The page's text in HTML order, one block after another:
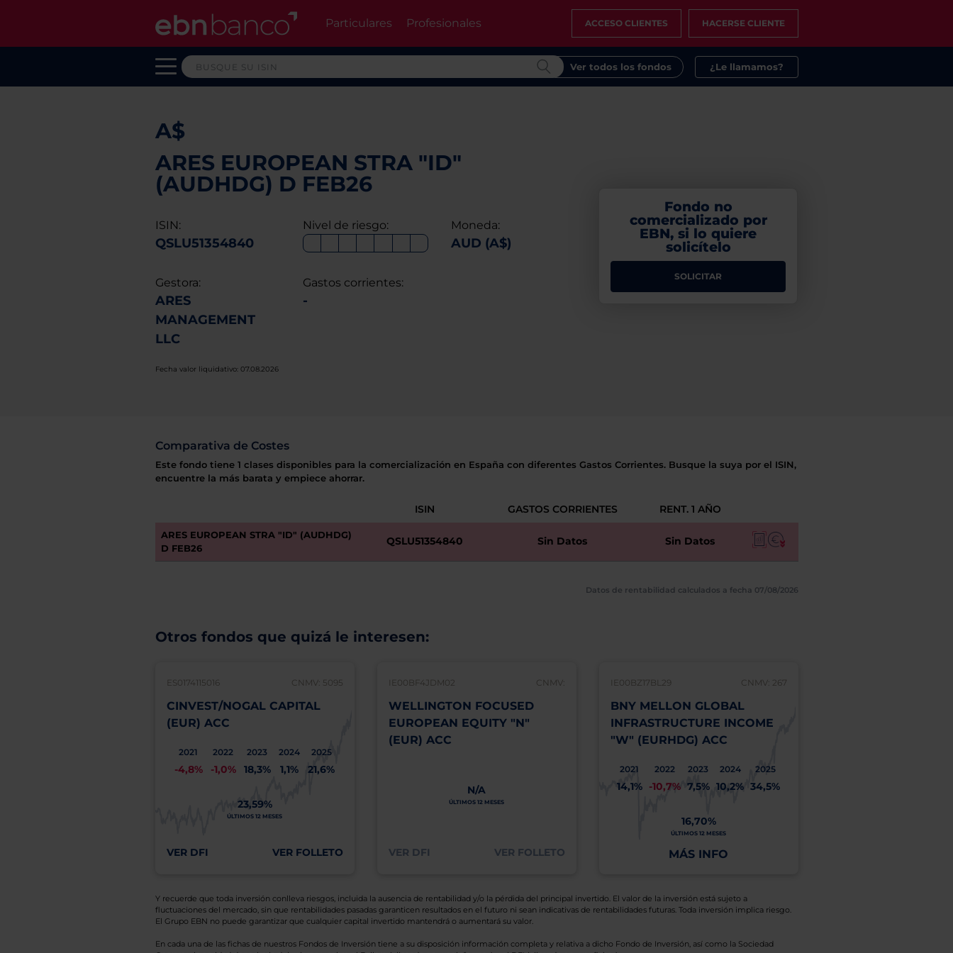
Particulares Profesionales ACCESO CLIENTES HACERSE CLIENTE
Ver todos los fondos ¿Le llamamos?
A$
ARES EUROPEAN STRA "ID"
(AUDHDG) D FEB26
ISIN:
QSLU51354840
Nivel de riesgo: Moneda:
AUD (A$)
Gestora:
ARES
MANAGEMENT
LLC
Gastos corrientes:
-
Fecha valor liquidativo: 07.08.2026
Fondo no
comercializado por
EBN, si lo quiere
solicítelo
SOLICITAR
Comparativa de Costes
Este fondo tiene 1 clases disponibles para la comercialización en España con diferentes Gastos Corrientes. Busque la suya por el ISIN,
encuentre la más barata y empiece ahorrar.
ISIN GASTOS CORRIENTES RENT. 1 AÑO
ARES EUROPEAN STRA "ID" (AUDHDG)
D FEB26
QSLU51354840 Sin Datos Sin Datos
Datos de rentabilidad calculados a fecha 07/08/2026
Otros fondos que quizá le interesen:
ES0174115016 CNMV: 5095
CINVEST/NOGAL CAPITAL
(EUR) ACC
2021
-4,8%
2022
-1,0%
2023
18,3%
2024
1,1%
2025
21,6%
23,59%
ÚLTIMOS 12 MESES
VER DFI VER FOLLETO
IE00BF4JDM02 CNMV:
WELLINGTON FOCUSED
EUROPEAN EQUITY "N"
(EUR) ACC
N/A
ÚLTIMOS 12 MESES
VER DFI VER FOLLETO
IE00BZ17BL29 CNMV: 267
BNY MELLON GLOBAL
INFRASTRUCTURE INCOME
"W" (EURHDG) ACC
2021
14,1%
2022
-10,7%
2023
7,5%
2024
10,2%
2025
34,5%
16,70%
ÚLTIMOS 12 MESES
MÁS INFO
Y recuerde que toda inversión conlleva riesgos, incluida la ausencia de rentabilidad y/o la pérdida del principal invertido. El valor de la inversión está sujeto a
fluctuaciones del mercado, sin que rentabilidades pasadas garanticen resultados en el futuro ni sean indicativas de rentabilidades futuras. Toda inversión implica riesgo.
El Grupo EBN no puede garantizar que cualquier capital invertido mantendrá o aumentará su valor.
En cada una de las fichas de nuestros Fondos de Inversión tiene a su disposición información completa y relativa a dicho Fondo de Inversión, así como la Sociedad